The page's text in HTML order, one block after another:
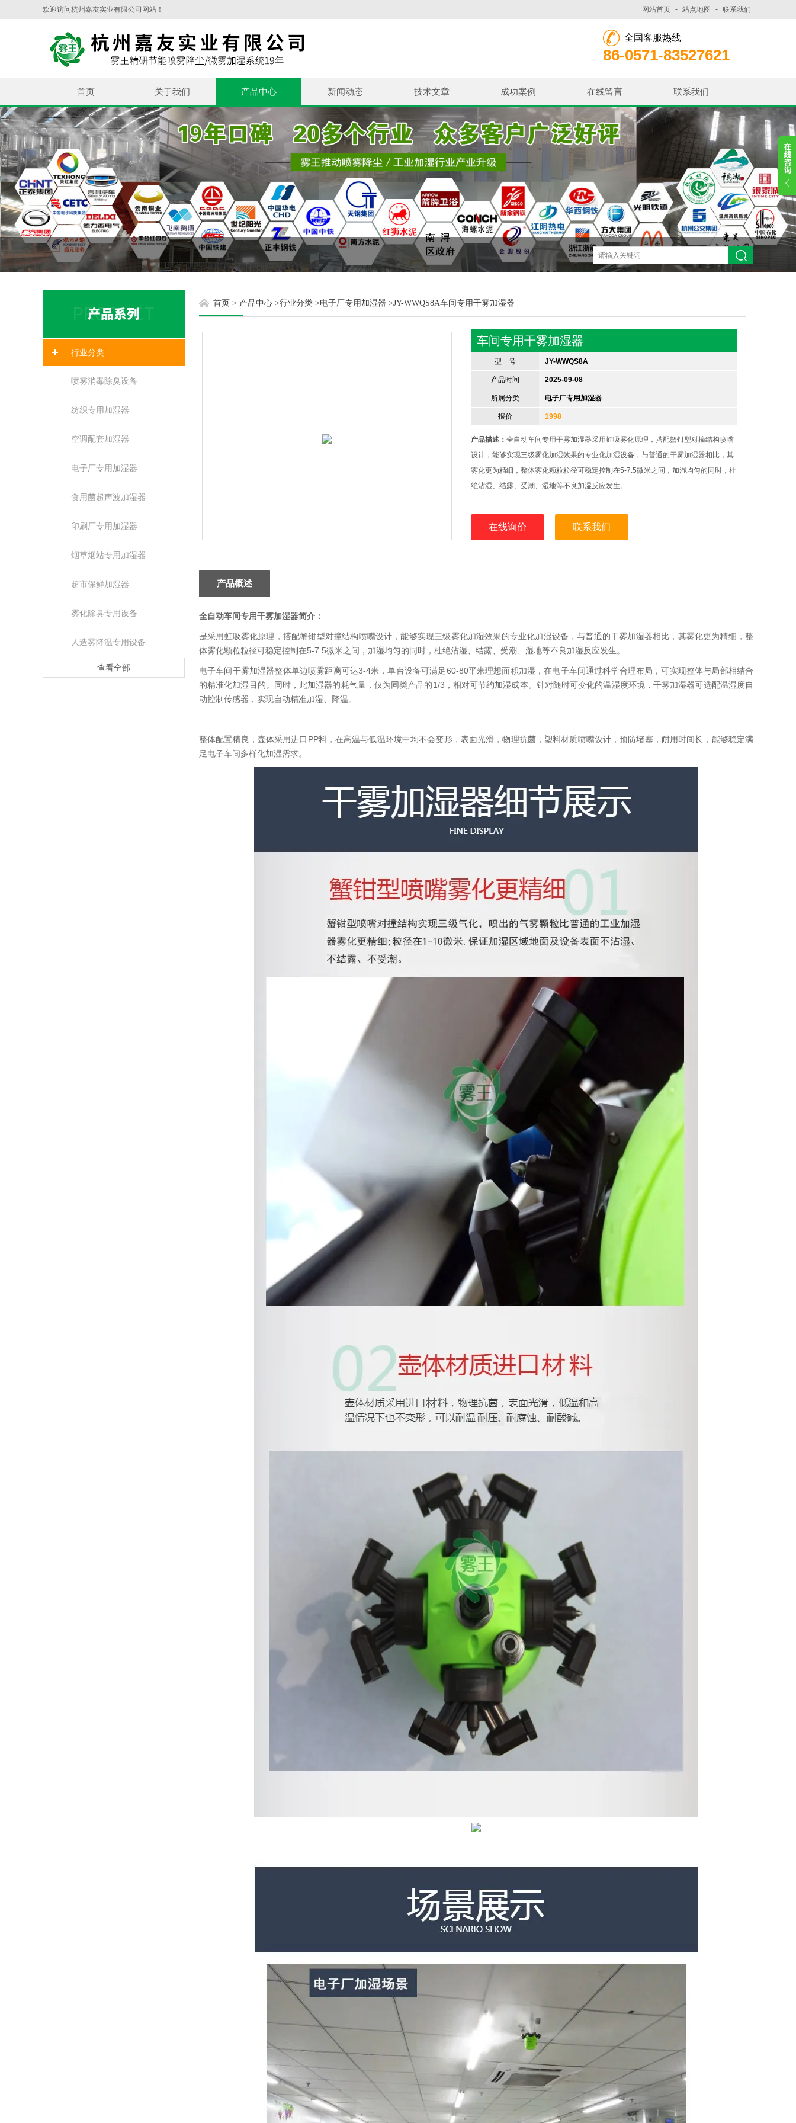
欢迎访问杭州嘉友实业有限公司网站！ 网站首页 - 站点地图 - 联系我们
全国客服热线
86-0571-83527621
首页 关于我们 产品中心 新闻动态 技术文章 成功案例 在线留言 联系我们
行业分类
喷雾消毒除臭设备
纺织专用加湿器
空调配套加湿器
电子厂专用加湿器
食用菌超声波加湿器
印刷厂专用加湿器
烟草烟站专用加湿器
超市保鲜加湿器
雾化除臭专用设备
人造雾降温专用设备
查看全部
首页 > 产品中心 >行业分类 >电子厂专用加湿器 >JY-WWQS8A车间专用干雾加湿器
车间专用干雾加湿器
型 号 JY-WWQS8A
产品时间 2025-09-08
所属分类 电子厂专用加湿器
报价 1998
产品描述：全自动车间专用干雾加湿器采用虹吸雾化原理，搭配蟹钳型对撞结构喷嘴
设计，能够实现三级雾化加湿效果的专业化加湿设备，与普通的干雾加湿器相比，其
雾化更为精细，整体雾化颗粒粒径可稳定控制在5-7.5微米之间，加湿均匀的同时，杜
绝沾湿、结露、受潮、湿地等不良加湿反应发生。
在线询价 联系我们
产品概述
全自动车间专用干雾加湿器简介：
是采用虹吸雾化原理，搭配蟹钳型对撞结构喷嘴设计，能够实现三级雾化加湿效果的专业化加湿设备，与普通的干雾加湿器相比，其雾化更为精细，整
体雾化颗粒粒径可稳定控制在5-7.5微米之间，加湿均匀的同时，杜绝沾湿、结露、受潮、湿地等不良加湿反应发生。
电子车间干雾加湿器整体单边喷雾距离可达3-4米，单台设备可满足60-80平米理想面积加湿，在电子车间通过科学合理布局，可实现整体与局部相结合
的精准化加湿目的。同时，此加湿器的耗气量，仅为同类产品的1/3，相对可节约加湿成本。针对随时可变化的温湿度环境，干雾加湿器可选配温湿度自
动控制传感器，实现自动精准加湿、降温。
整体配置精良，壶体采用进口PP料，在高温与低温环境中均不会变形，表面光滑，物理抗菌，塑料材质喷嘴设计，预防堵塞，耐用时间长，能够稳定满
足电子车间多样化加湿需求。